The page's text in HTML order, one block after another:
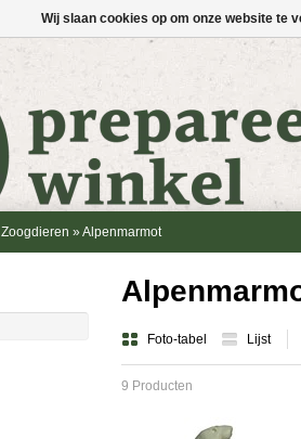
Zoogdieren » Alpenmarmot
Foto-tabel Lijst
9 Producten
Wij slaan cookies op om onze website te